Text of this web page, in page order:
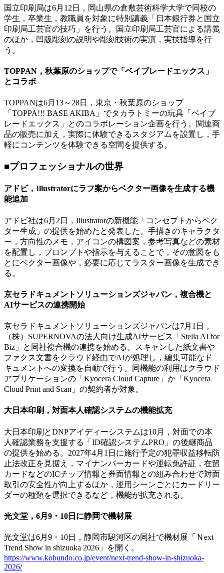
国立印刷局は6月12日，岡山県の倉敷芸術科学大学で同校の
学生，卒業生，教職員を対象に特別講義「日本銀行券と国立
印刷局工芸官の技巧」を行う。国立印刷局工芸官による講義
のほか，凹版彫刻の説明や彫刻技術の実演，実技指導を行
う。
TOPPAN，秋葉原のショップで「ベイブレードエックス」
とコラボ
TOPPANは6月13～28日，東京・秋葉原のショップ
「TOPPA!!! BASE AKIBA」でタカラトミーの玩具「ベイブ
レードエックス」とのコラボレーション企画を行う。関連商
品の販売に加え，実際に体験できるスタジアムを設置し，手
軽にコンテンツを体験できる空間を提供する。
■プロフェッショナルの世界
アドビ，Illustratorにラフ案からベクター画像を生成する機
能追加
アドビ社は6月2日，Illustratorの新機能「コンセプトからベク
ター生成」の提供を始めたと発表した。手描きのキャラクタ
ー，方向性のメモ，アイコンの構図案，参考写真などの素材
を配置し，プロンプトや指示を与えることで，その意図をも
とにベクター画像や，必要に応じてラスター画像を生成でき
る。
京セラドキュメントソリューションズジャパン，複合機と
AIサービスの連携開始
京セラドキュメントソリューションズジャパンは7月1日，
（株）SUPERNOVAの法人向け生成AIサービス「Stella AI for
Biz」と同社複合機の連携を始める。スキャンした紙文書や
ファクス文書をクラウド経由でAIが処理し，編集可能なド
キュメントへの変換を自動で行う。同機能の利用はクラウド
アプリケーションの「Kyocera Cloud Capture」か「Kyocera
Cloud Print and Scan」の契約者が対象。
大日本印刷，対面本人確認システムの機能拡充
大日本印刷とDNPアイディーシステムは10月，対面での本
人確認業務を支援する「ID確認システムPRO」の後継商品
の提供を始める。2027年4月1日に施行予定の犯罪収益移転防
止法改正を見据え，マイナンバーカードや運転免許証，在留
カードなどのICチップ情報と券面情報との組み合わせで対面
取引の安全性が向上するほか，運用シーンごとにカードリー
ダーの種類を選択できるなど，機能が拡充される。
光文堂，6月9・10日に静岡で機材展
光文堂は6月9・10日，静岡市駿河区の同社で機材展「Ｎext
Trend Show in shizuoka 2026」を開く。
https://www.kobundo.co.jp/event/next-trend-show-in-shizuoka-
2026/